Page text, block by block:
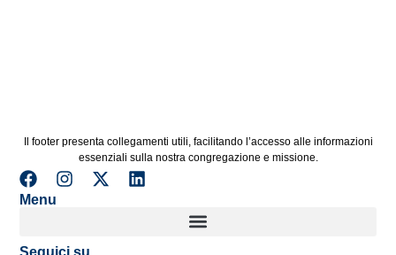
Il footer presenta collegamenti utili, facilitando l’accesso alle informazioni
essenziali sulla nostra congregazione e missione.
Menu
Seguici su